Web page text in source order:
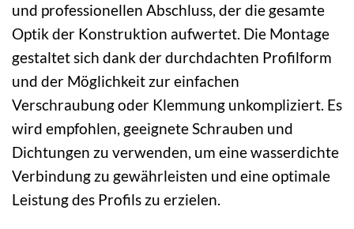
und professionellen Abschluss, der die gesamte
Optik der Konstruktion aufwertet. Die Montage
gestaltet sich dank der durchdachten Profilform
und der Möglichkeit zur einfachen
Verschraubung oder Klemmung unkompliziert. Es
wird empfohlen, geeignete Schrauben und
Dichtungen zu verwenden, um eine wasserdichte
Verbindung zu gewährleisten und eine optimale
Leistung des Profils zu erzielen.